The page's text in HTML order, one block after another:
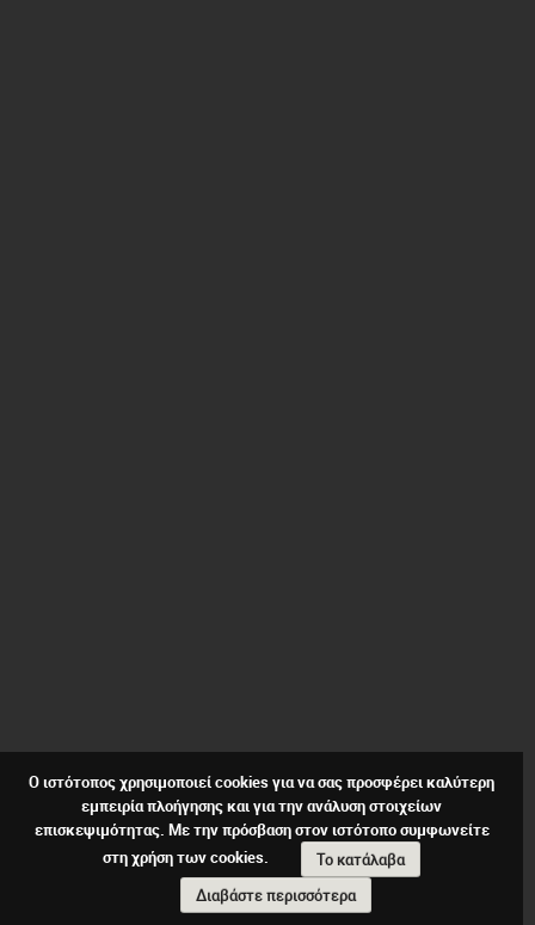
Ο ιστότοπος χρησιμοποιεί cookies για να σας προσφέρει καλύτερη
εμπειρία πλοήγησης και για την ανάλυση στοιχείων
επισκεψιμότητας. Με την πρόσβαση στον ιστότοπο συμφωνείτε
στη χρήση των cookies.
Το κατάλαβα
Διαβάστε περισσότερα